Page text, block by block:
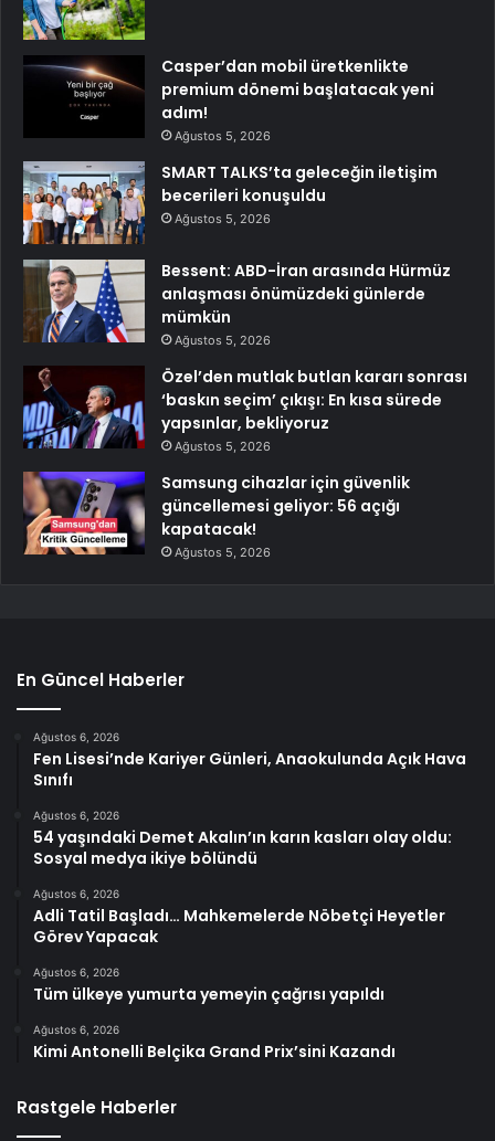
Casper’dan mobil üretkenlikte
premium dönemi başlatacak yeni
adım!
Ağustos 5, 2026
SMART TALKS’ta geleceğin iletişim
becerileri konuşuldu
Ağustos 5, 2026
Bessent: ABD-İran arasında Hürmüz
anlaşması önümüzdeki günlerde
mümkün
Ağustos 5, 2026
Özel’den mutlak butlan kararı sonrası
‘baskın seçim’ çıkışı: En kısa sürede
yapsınlar, bekliyoruz
Ağustos 5, 2026
Samsung cihazlar için güvenlik
güncellemesi geliyor: 56 açığı
kapatacak!
Ağustos 5, 2026
En Güncel Haberler
Ağustos 6, 2026
Fen Lisesi’nde Kariyer Günleri, Anaokulunda Açık Hava
Sınıfı
Ağustos 6, 2026
54 yaşındaki Demet Akalın’ın karın kasları olay oldu:
Sosyal medya ikiye bölündü
Ağustos 6, 2026
Adli Tatil Başladı… Mahkemelerde Nöbetçi Heyetler
Görev Yapacak
Ağustos 6, 2026
Tüm ülkeye yumurta yemeyin çağrısı yapıldı
Ağustos 6, 2026
Kimi Antonelli Belçika Grand Prix’sini Kazandı
Rastgele Haberler